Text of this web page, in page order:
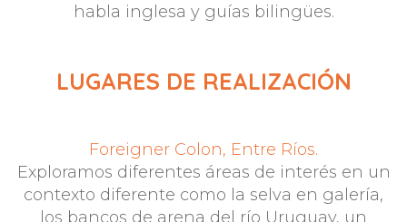
habla inglesa y guías bilingües.
LUGARES DE REALIZACIÓN
Foreigner Colon, Entre Ríos.
Exploramos diferentes áreas de interés en un
contexto diferente como la selva en galería,
los bancos de arena del río Uruguay, un